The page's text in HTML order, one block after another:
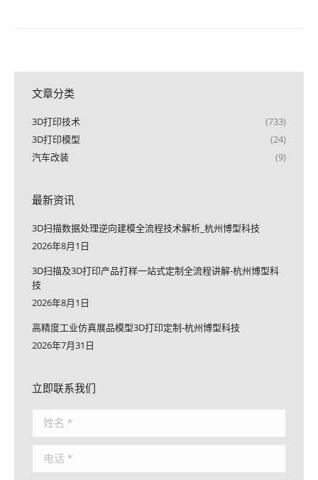
文章分类
3D打印技术
(733)
3D打印模型
(24)
汽车改装
(9)
最新资讯
3D扫描数据处理逆向建模全流程技术解析_杭州博型科技
2026年8月1日
3D扫描及3D打印产品打样一站式定制全流程讲解-杭州博型科
技
2026年8月1日
高精度工业仿真展品模型3D打印定制-杭州博型科技
2026年7月31日
立即联系我们
姓名 *
电话 *